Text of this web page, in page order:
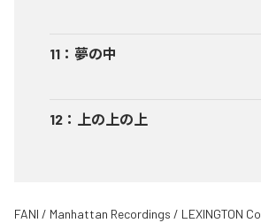
11 ： 夢の中
12 ： 上の上の上
FANI / Manhattan Recordings / LEXINGTON